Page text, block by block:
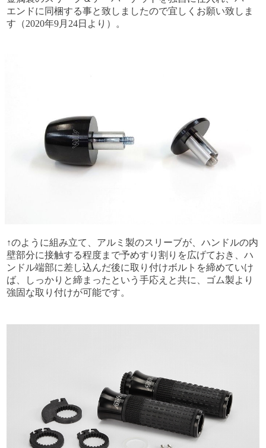
エンドに同梱する事と致しましたので宜しくお願い致しま
す（2020年9月24日より）。
↑のように組み立て、アルミ製のスリーブが、ハンドルの内
壁部分に接触する程度まで予めすり割りを広げておき、ハ
ンドル端部に差し込んだ後に取り付けボルトを締めていけ
ば、しっかりと締まったという手応えと共に、ゴム製より
強固な取り付けが可能です。